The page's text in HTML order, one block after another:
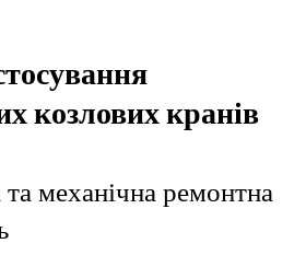
козлових кранів
механічна ремонтна